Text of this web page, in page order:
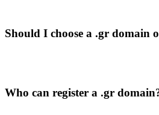
Should I choose a .gr domain
Who can register a .gr